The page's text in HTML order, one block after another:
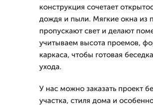
конструкция сочетает
дождя и пыли. Мягкие окна из
пропускают свет и делают
учитываем высота проемов,
каркаса, чтобы готовая
ухода.
У нас можно заказать проект
участка, стиля дома и